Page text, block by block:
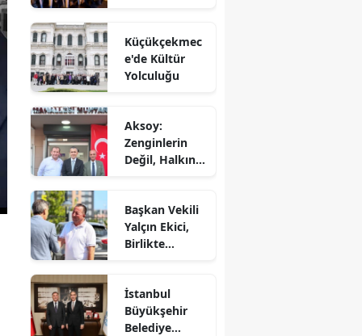
Küçükçekmec
e'de Kültür
Yolculuğu
Aksoy:
Zenginlerin
Değil, Halkın
Başkan Vekili
Yalçın Ekici,
Birlikte
İncelemelerde
Bulundu
İstanbul
Büyükşehir
Belediye